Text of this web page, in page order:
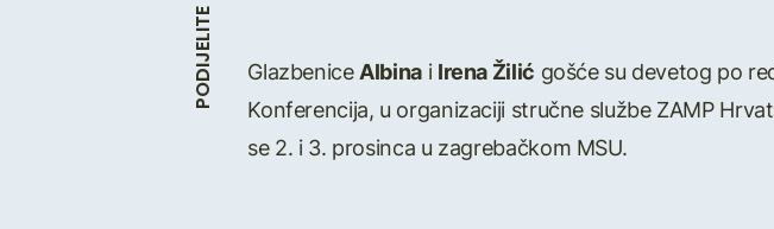
PODIJELITE GlazbeniceAlbina iIrena Žilić gošće su devetog po
Konferencija, u organizaciji stručne službe ZAMP
se 2. i 3. prosinca u zagrebačkom MSU.